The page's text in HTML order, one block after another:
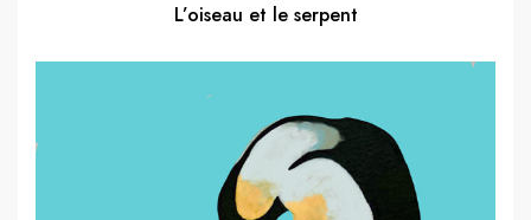
L’oiseau et le serpent